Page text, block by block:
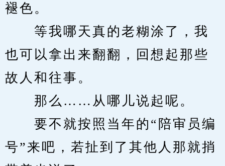
褪色。
等我哪天真的老糊涂了，我
也可以拿出来翻翻，回想起那些
故人和往事。
那么……从哪儿说起呢。
要不就按照当年的“陪审员编
号”来吧，若扯到了其他人那就捎